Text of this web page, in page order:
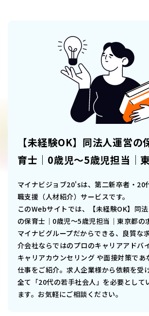
【未経験OK】同法人運営の
育士｜0歳児～5歳児担当｜
マイナビジョブ20'sは、第二新卒者・20
職支援（人材紹介）サービスです。
このWebサイトでは、
【未経験OK】同
の保育士｜0歳児～5歳児担当｜東京都の
マイナビグループだからできる、良質な
介会社ならではのプロのキャリアアドバ
キャリアカウンセリング や面接対策であ
仕事をご紹介。求人企業様から依頼を受
全て「20代の若手社会人」を必要として
ます。お気軽にご相談ください。